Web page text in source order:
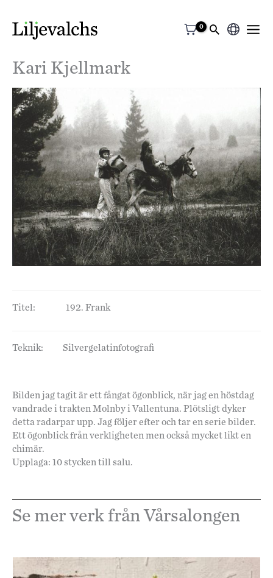
Välj
Kari Kjellmark
Titel: 192. Frank
Teknik: Silvergelatinfotografi
Bilden jag tagit är ett fångat ögonblick, när jag en höstdag
vandrade i trakten Molnby i Vallentuna. Plötsligt dyker
detta radarpar upp. Jag följer efter och tar en serie bilder.
Ett ögonblick från verkligheten men också mycket likt en
chimär.
Upplaga: 10 stycken till salu.
Se mer verk från Vårsalongen